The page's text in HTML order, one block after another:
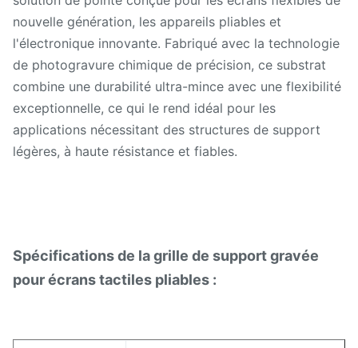
nouvelle génération, les appareils pliables et
l'électronique innovante. Fabriqué avec la technologie
de photogravure chimique de précision, ce substrat
combine une durabilité ultra-mince avec une flexibilité
exceptionnelle, ce qui le rend idéal pour les
applications nécessitant des structures de support
légères, à haute résistance et fiables.
Spécifications de la grille de support gravée
pour écrans tactiles pliables :